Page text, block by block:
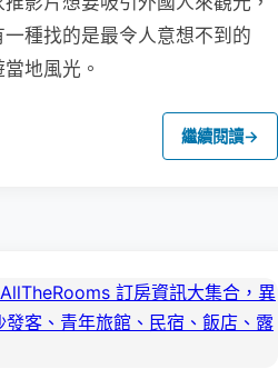
種找的是最令人意想不到的
地風光。
繼續閱讀→